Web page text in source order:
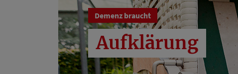
Demenz braucht
Aufklärung